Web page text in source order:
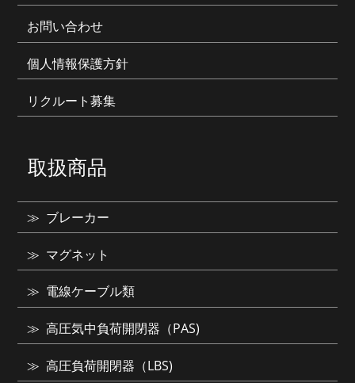
お問い合わせ
個人情報保護方針
リクルート募集
取扱商品
ブレーカー
マグネット
電線ケーブル類
高圧気中負荷開閉器（PAS)
高圧負荷開閉器（LBS)